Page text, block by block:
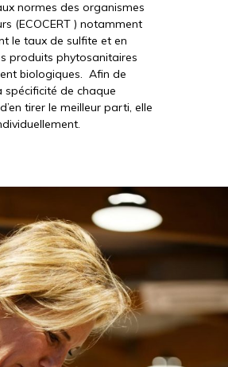
normes des organismes
(ECOCERT ) notamment
le taux de sulfite et en
produits phytosanitaires
biologiques. Afin de
spécificité de chaque
tirer le meilleur parti, elle
en vue des vendanges et serons
pouvez nous écrire